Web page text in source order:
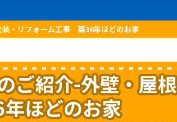
装・リフォーム工事 築16年ほどのお家
ご紹介-外壁・屋
ほどのお家